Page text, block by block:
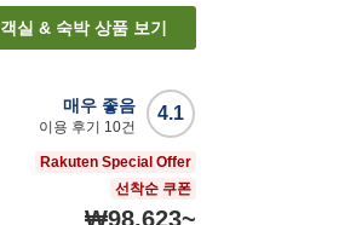
객실 & 숙박 상품 보기
4.1
매우 좋음
이용 후기 10건
Rakuten Special Offer
선착순 쿠폰
₩98,623~